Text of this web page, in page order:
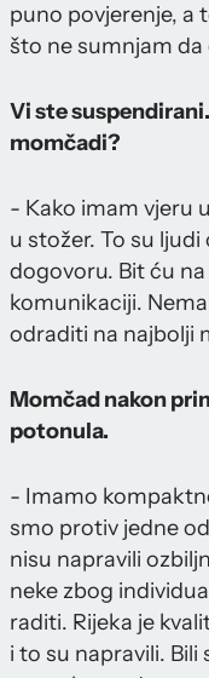
puno povjerenje, a
što ne sumnjam da
Vi ste
momčadi?
- Kako imam vjeru
u stožer. To su
dogovoru. Bit ću
komunikaciji.
odraditi na najbolji
Momčad nakon
potonula.
- Imamo
smo protiv jedne
nisu napravili
neke zbog
raditi. Rijeka je
i to su napravili. Bili